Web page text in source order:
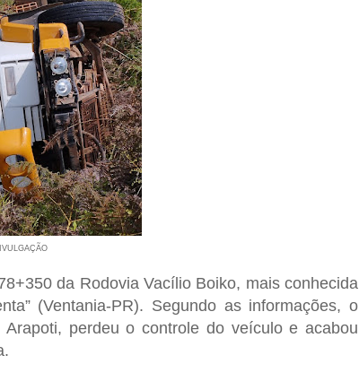
da Rodovia Vacílio Boiko, mais conhecida
(Ventania-PR). Segundo as informações, o
perdeu o controle do veículo e acabou